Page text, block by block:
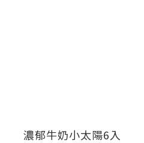
濃郁牛奶小太陽6入